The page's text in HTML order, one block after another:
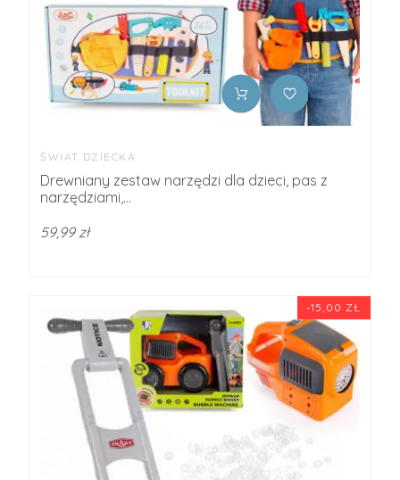
ŚWIAT DZIECKA
Drewniany zestaw narzędzi dla dzieci, pas z
narzędziami,...
59,99 zł
-15,00 ZŁ